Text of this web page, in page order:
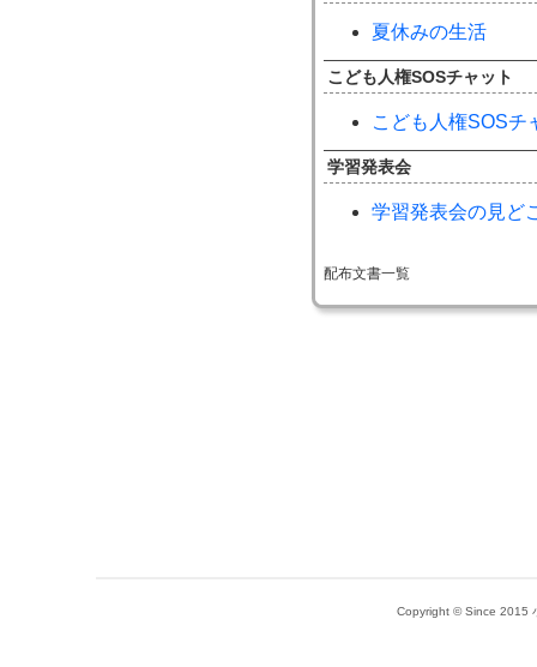
夏休みの生活
こども人権SOSチャット
こども人権SOSチ
学習発表会
学習発表会の見ど
配布文書一覧
Copyright © Since 2015